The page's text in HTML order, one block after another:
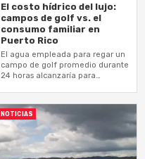
El costo hídrico del lujo:
campos de golf vs. el
consumo familiar en
Puerto Rico
El agua empleada para regar un
campo de golf promedio durante
24 horas alcanzaría para
NOTICIAS